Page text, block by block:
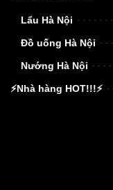
Lẩu Hà Nội
Đồ uống Hà Nội
Nướng Hà Nội
⚡Nhà hàng HOT!!!⚡